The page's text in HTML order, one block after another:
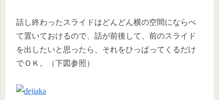
話し終わったスライドはどんどん横の空間にならべ
て置いておけるので、話が前後して、前のスライド
を出したいと思ったら、それをひっぱってくるだけ
でＯＫ。（下図参照）